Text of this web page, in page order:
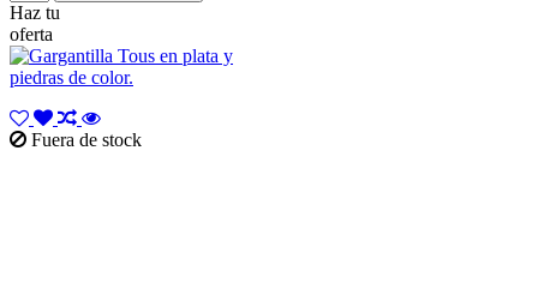
Haz tu
oferta
Fuera de stock